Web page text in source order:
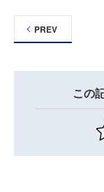
PREV
この